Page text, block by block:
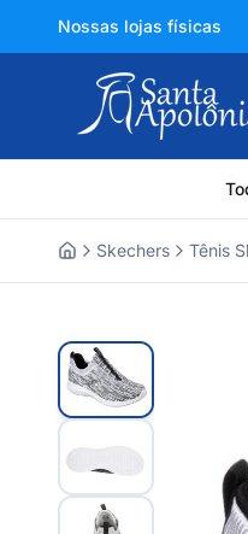
Nossas lojas físicas
Skechers Tênis